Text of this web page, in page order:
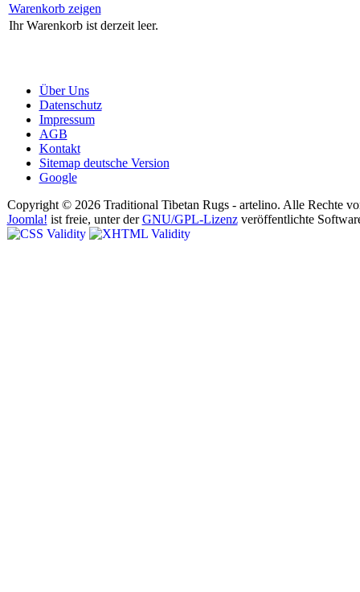
Warenkorb zeigen
Ihr Warenkorb ist derzeit leer.
Über Uns
Datenschutz
Impressum
AGB
Kontakt
Sitemap deutsche Version
Google
Copyright © 2026 Traditional Tibetan Rugs - artelino. Alle Rechte
Joomla! ist freie, unter derGNU/GPL-Lizenzveröffentlichte